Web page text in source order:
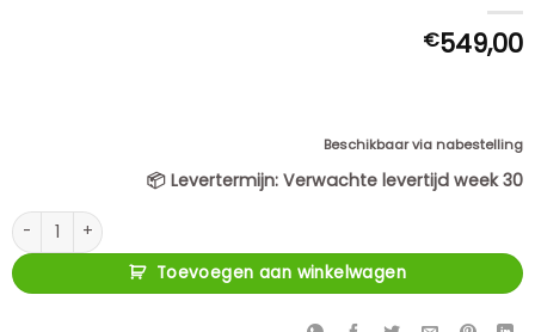
€549,00
Beschikbaar via nabestelling
📦 Levertermijn: Verwachte levertijd week 30
Tv meubel Excellent Taupe Mangohout 160 cm aantal
Toevoegen aan winkelwagen